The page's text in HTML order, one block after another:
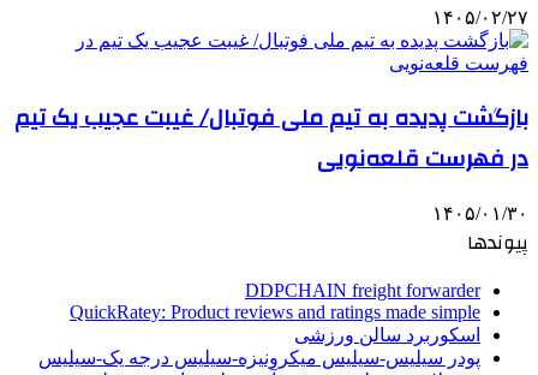
۱۴۰۵/۰۲/۲۷
بازگشت پدیده به تیم ملی فوتبال/ غیبت عجیب یک تیم
در فهرست قلعه‌نویی
۱۴۰۵/۰۱/۳۰
پیوندها
DDPCHAIN freight forwarder
QuickRatey: Product reviews and ratings made simple
اسکوربرد سالن ورزشی
پودر سیلیس-سیلیس میکرونیزه-سیلیس درجه یک-سیلیس